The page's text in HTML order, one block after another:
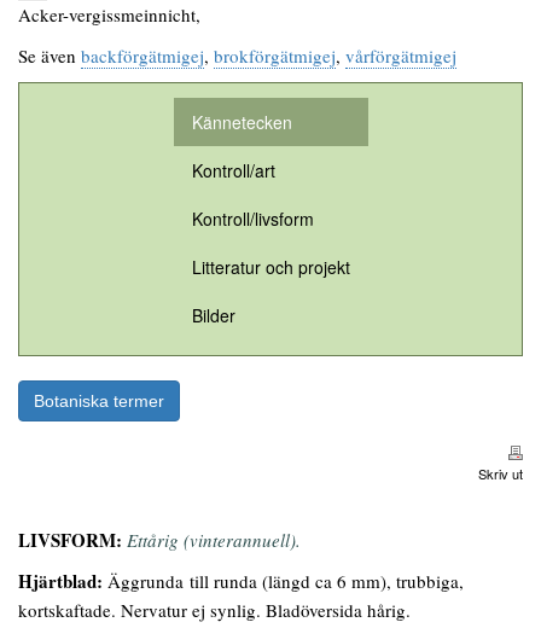
Acker-vergissmeinnicht,
Se även backförgätmigej, brokförgätmigej, vårförgätmigej
Kännetecken
Kontroll/art
Kontroll/livsform
Litteratur och projekt
Bilder
Botaniska termer
Skriv ut
LIVSFORM: Ettårig (vinterannuell).
Hjärtblad: Äggrunda till runda (längd ca 6 mm), trubbiga,
kortskaftade. Nervatur ej synlig. Bladöversida hårig.